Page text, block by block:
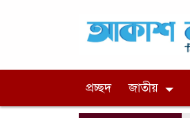
প্রচ্ছদ জাতীয়